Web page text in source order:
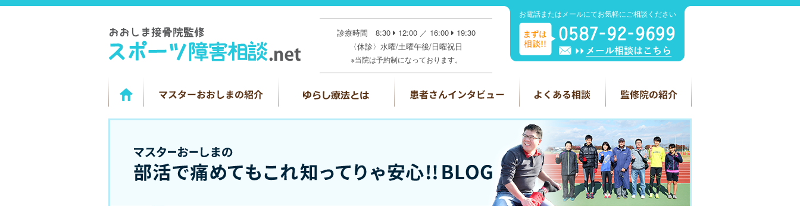
診療時間 8:30 12:00 ／ 16:00
19:30
〈休診〉水曜/土曜午後/日曜祝日
※当院は予約制になっております。
お電話またはメールにてお気軽にご相談ください